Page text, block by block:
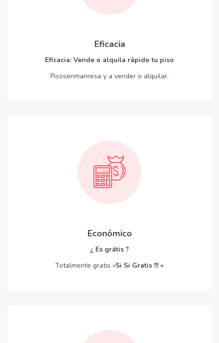
Eficacia
Eficacia: Vende o alquila rápido tu piso
Pisosenmanresa y a vender o alquilar.
Económico
¿ Es grátis ?
Totalmente gratis «Si Si Gratis !!! »